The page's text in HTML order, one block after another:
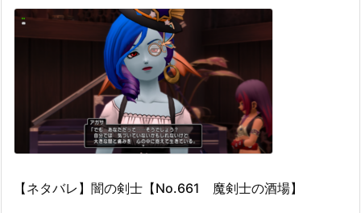
【ネタバレ】闇の剣士【No.661 魔剣士の酒場】